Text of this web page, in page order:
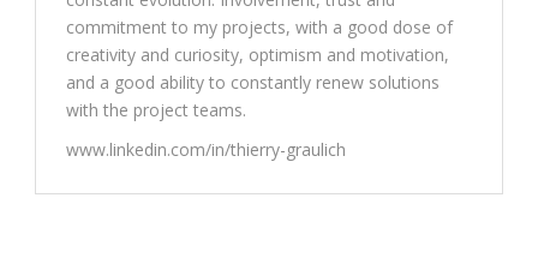
commitment to my projects, with a good dose of
creativity and curiosity, optimism and motivation,
and a good ability to constantly renew solutions
with the project teams.
www.linkedin.com/in/thierry-graulich